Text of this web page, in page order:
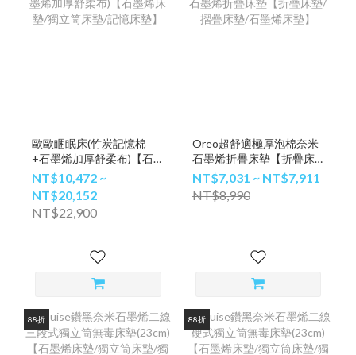
歐歐睏眠床(竹炭記憶棉
+石墨烯加厚舒柔布)【石
墨烯床墊/獨立筒床墊/記憶
床墊】
NT$10,472 ~
NT$20,152
NT$22,900
Oreo超舒適極厚泡棉奈米
石墨烯折疊床墊【折疊床
墊/摺疊床墊/石墨烯床墊】
NT$7,031 ~ NT$7,911
NT$8,990
88折 88折